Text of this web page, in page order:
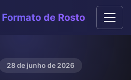
de Rosto
28 de junho de 2026